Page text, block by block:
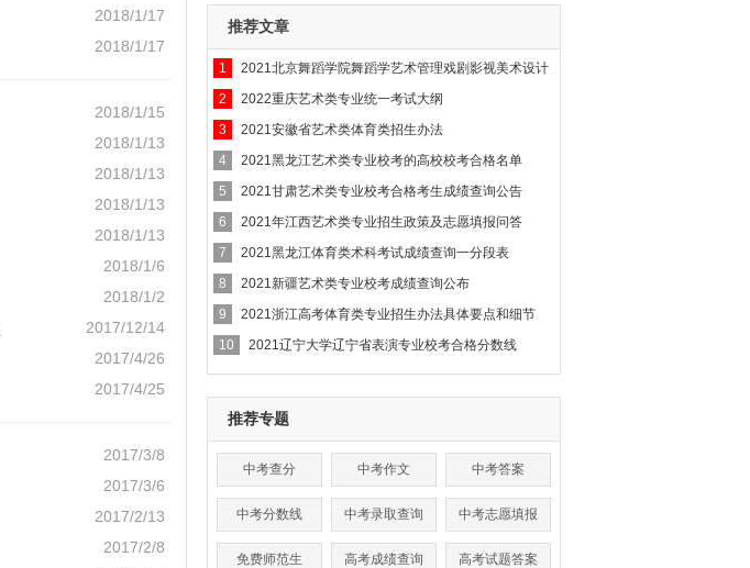
2018/1/17
2018/1/17
2018/1/15
2018/1/13
2018/1/13
2018/1/13
2018/1/13
2018/1/6
2018/1/2
2017/12/14
2017/4/26
2017/4/25
2017/3/8
2017/3/6
2017/2/13
2017/2/8
推荐文章
1
2021北京舞蹈学院舞蹈学艺术管理戏剧影视美术设计
专业
2
2022重庆艺术类专业统一考试大纲
3
2021安徽省艺术类体育类招生办法
4
2021黑龙江艺术类专业校考的高校校考合格名单
5
2021甘肃艺术类专业校考合格考生成绩查询公告
6
2021年江西艺术类专业招生政策及志愿填报问答
7
2021黑龙江体育类术科考试成绩查询一分段表
8
2021新疆艺术类专业校考成绩查询公布
9
2021浙江高考体育类专业招生办法具体要点和细节
10
2021辽宁大学辽宁省表演专业校考合格分数线
推荐专题
中考查分 中考作文 中考答案
中考分数线 中考录取查询 中考志愿填报
免费师范生 高考成绩查询 高考试题答案